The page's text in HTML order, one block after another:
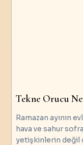
Tekne Orucu
Ramazan ayının
hava ve sahur
yetişkinlerin değil